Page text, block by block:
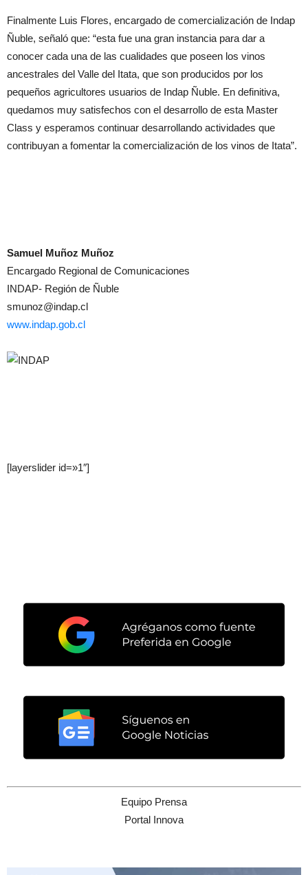
Finalmente Luis Flores, encargado de comercialización de Indap
Ñuble, señaló que: “esta fue una gran instancia para dar a
conocer cada una de las cualidades que poseen los vinos
ancestrales del Valle del Itata, que son producidos por los
pequeños agricultores usuarios de Indap Ñuble. En definitiva,
quedamos muy satisfechos con el desarrollo de esta Master
Class y esperamos continuar desarrollando actividades que
contribuyan a fomentar la comercialización de los vinos de Itata”.
Samuel Muñoz Muñoz
Encargado Regional de Comunicaciones
INDAP- Región de Ñuble
smunoz@indap.cl
www.indap.gob.cl
[layerslider id=»1″]
Equipo Prensa
Portal Innova